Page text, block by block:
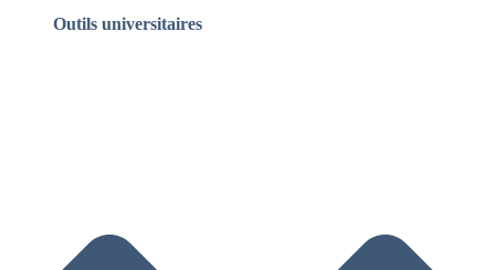
Outils universitaires